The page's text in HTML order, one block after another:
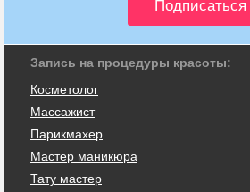
Запись на процедуры красоты:
Косметолог
Массажист
Парикмахер
Мастер маникюра
Тату мастер